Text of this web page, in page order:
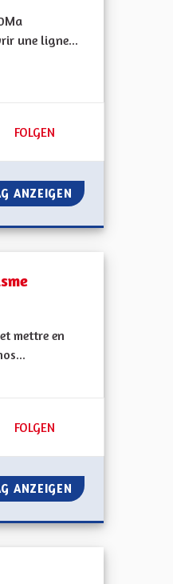
une ligne...
52 FOLLOWER
FOLGEN
LIGNE DE TRAIN MULHOUSE
ANZEIGEN LIGNE DE TRAIN
mettre en
52 FOLLOWER
FOLGEN
PARTENARIAT ALLEMAND
ANZEIGEN PARTENARIAT